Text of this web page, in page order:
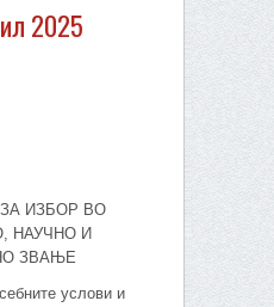
2025
ИЗБОР ВО
НАУЧНО И
ЗВАЊЕ
услови и